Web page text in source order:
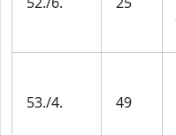
53./4. 49